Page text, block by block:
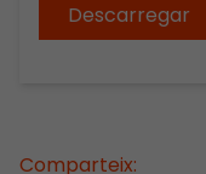
Descarregar
Comparteix: